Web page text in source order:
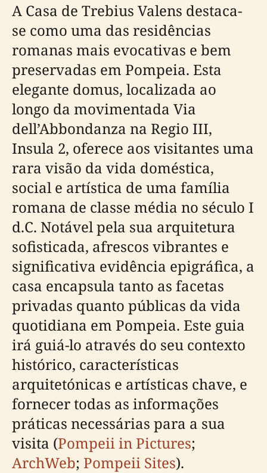
A Casa de Trebius Valens destaca-
se como uma das residências
romanas mais evocativas e bem
preservadas em Pompeia. Esta
elegante domus, localizada ao
longo da movimentada Via
dell’Abbondanza na Regio III,
Insula 2, oferece aos visitantes uma
rara visão da vida doméstica,
social e artística de uma família
romana de classe média no século I
d.C. Notável pela sua arquitetura
sofisticada, afrescos vibrantes e
significativa evidência epigráfica, a
casa encapsula tanto as facetas
privadas quanto públicas da vida
quotidiana em Pompeia. Este guia
irá guiá-lo através do seu contexto
histórico, características
arquitetónicas e artísticas chave, e
fornecer todas as informações
práticas necessárias para a sua
visita (Pompeii in Pictures;
ArchWeb; Pompeii Sites).